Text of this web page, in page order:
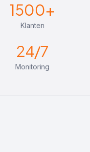
1500+
Klanten
24/7
Monitoring